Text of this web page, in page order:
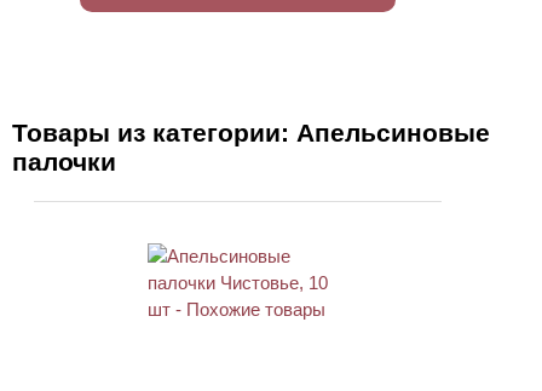
Товары из категории: Апельсиновые
палочки